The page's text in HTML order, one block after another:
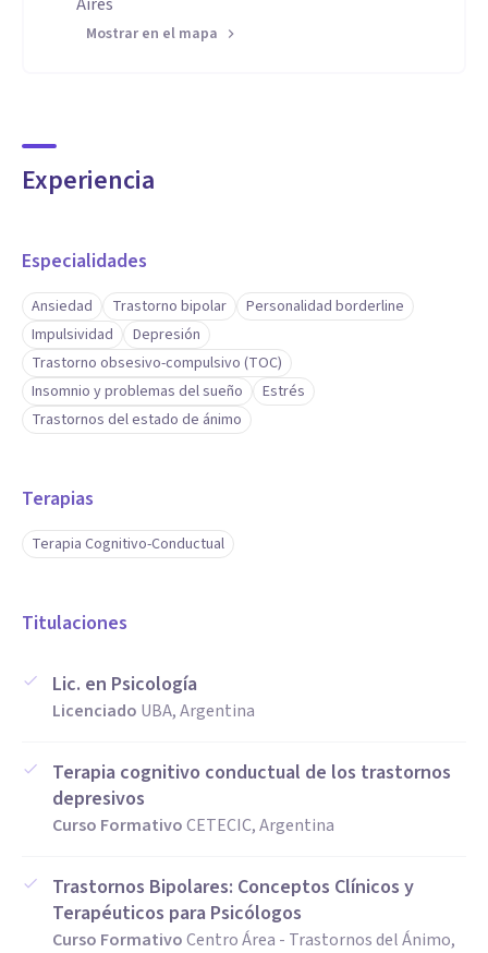
Mostrar en el mapa
Experiencia
Especialidades
Ansiedad Trastorno bipolar
Personalidad borderline
Impulsividad
Depresión
Trastorno obsesivo-compulsivo (TOC)
Insomnio y problemas del sueño
Estrés
Trastornos del estado de ánimo
Terapias
Terapia Cognitivo-Conductual
Titulaciones
Lic. en Psicología
Licenciado UBA, Argentina
Terapia cognitivo conductual de los trastornos
depresivos
Curso FormativoCETECIC, Argentina
Trastornos Bipolares: Conceptos Clínicos y
Terapéuticos para Psicólogos
Curso FormativoCentro Área - Trastornos del Ánimo,